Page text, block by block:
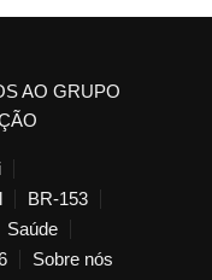
AO GRUPO
BR-153
Saúde
Sobre nós